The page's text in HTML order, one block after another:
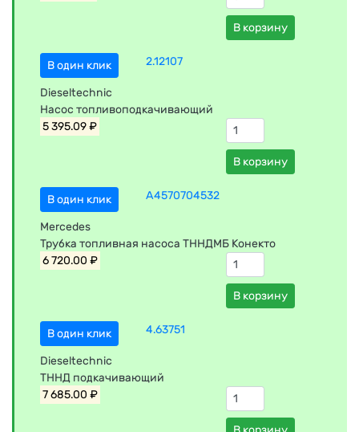
В корзину
В один клик 2.12107
Dieseltechnic
Насос топливоподкачивающий
5 395.09 ₽
В корзину
В один клик A4570704532
Mercedes
Трубка топливная насоса ТННДМБ Конекто
6 720.00 ₽
В корзину
В один клик 4.63751
Dieseltechnic
ТННД подкачивающий
7 685.00 ₽